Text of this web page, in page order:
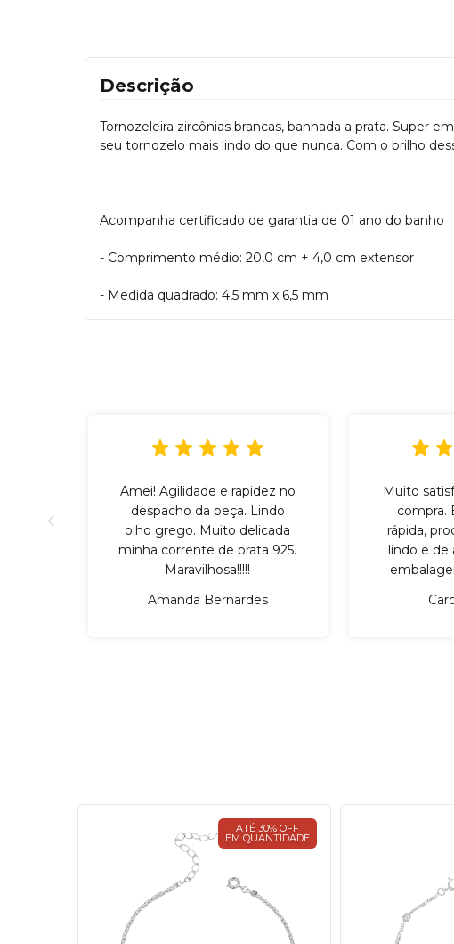
Descrição
Tornozeleira zircônias brancas, banhada a prata. Super
seu tornozelo mais lindo do que nunca. Com o brilho
Acompanha certificado de garantia de 01 ano do banho
- Comprimento médio: 20,0 cm + 4,0 cm extensor
- Medida quadrado: 4,5 mm x 6,5 mm
Amei! Agilidade e rapidez no
despacho da peça. Lindo
olho grego. Muito delicada
minha corrente de prata 925.
Maravilhosa!!!!!
Amanda Bernardes
Muito
compra.
rápida,
lindo e de
ATÉ 30% OFF
EM QUANTIDADE